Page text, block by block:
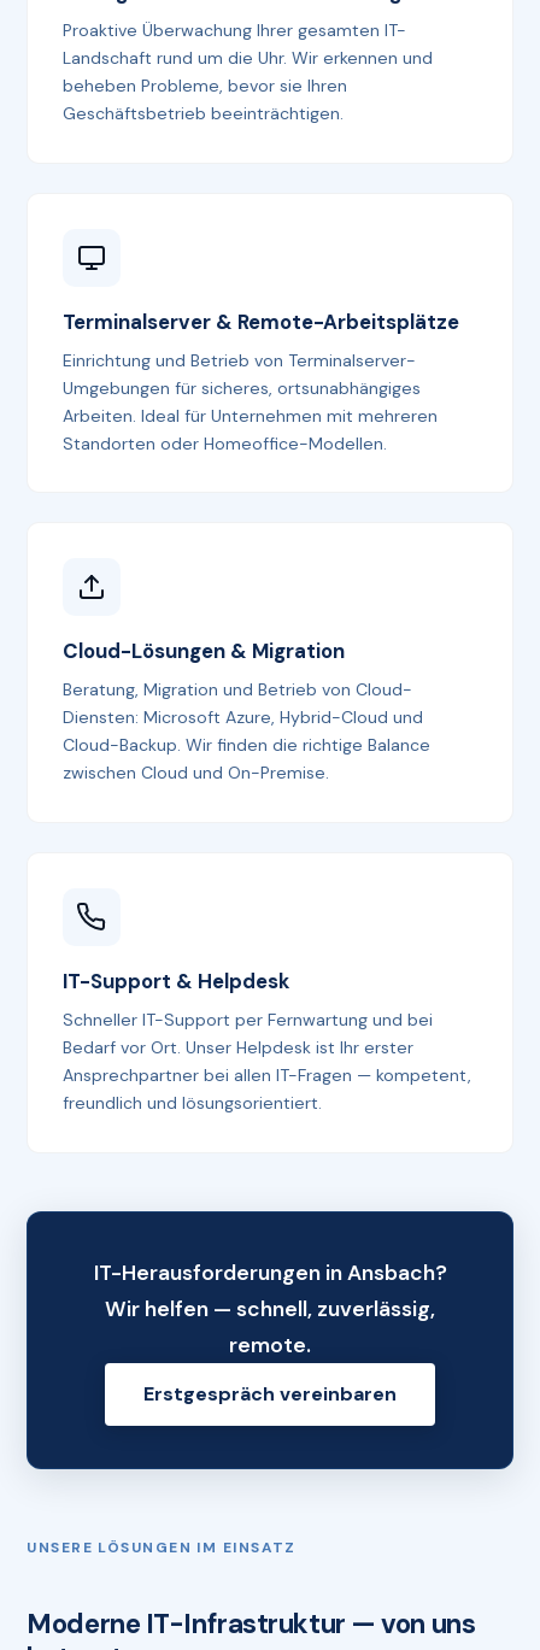
Proaktive Überwachung Ihrer gesamten IT-
Landschaft rund um die Uhr. Wir erkennen und
beheben Probleme, bevor sie Ihren
Geschäftsbetrieb beeinträchtigen.
Terminalserver & Remote-Arbeitsplätze
Einrichtung und Betrieb von Terminalserver-
Umgebungen für sicheres, ortsunabhängiges
Arbeiten. Ideal für Unternehmen mit mehreren
Standorten oder Homeoffice-Modellen.
Cloud-Lösungen & Migration
Beratung, Migration und Betrieb von Cloud-
Diensten: Microsoft Azure, Hybrid-Cloud und
Cloud-Backup. Wir finden die richtige Balance
zwischen Cloud und On-Premise.
IT-Support & Helpdesk
Schneller IT-Support per Fernwartung und bei
Bedarf vor Ort. Unser Helpdesk ist Ihr erster
Ansprechpartner bei allen IT-Fragen — kompetent,
freundlich und lösungsorientiert.
IT-Herausforderungen in Ansbach?
Wir helfen — schnell, zuverlässig,
remote.
Erstgespräch vereinbaren
UNSERE LÖSUNGEN IM EINSATZ
Moderne IT-Infrastruktur — von uns